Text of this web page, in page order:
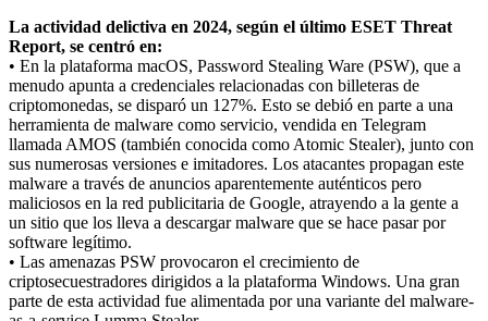
La actividad delictiva en 2024, según el último ESET Threat
Report, se centró en:
• En la plataforma macOS, Password Stealing Ware (PSW), que a
menudo apunta a credenciales relacionadas con billeteras de
criptomonedas, se disparó un 127%. Esto se debió en parte a una
herramienta de malware como servicio, vendida en Telegram
llamada AMOS (también conocida como Atomic Stealer), junto con
sus numerosas versiones e imitadores. Los atacantes propagan este
malware a través de anuncios aparentemente auténticos pero
maliciosos en la red publicitaria de Google, atrayendo a la gente a
un sitio que los lleva a descargar malware que se hace pasar por
software legítimo.
• Las amenazas PSW provocaron el crecimiento de
criptosecuestradores dirigidos a la plataforma Windows. Una gran
parte de esta actividad fue alimentada por una variante del malware-